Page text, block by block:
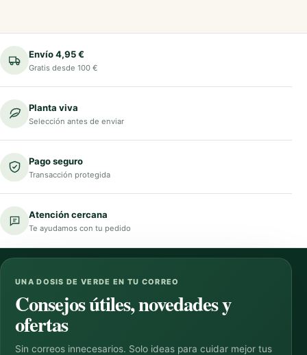
Envío 4,95 €
Gratis desde 100 €
Planta viva
Selección antes de enviar
Pago seguro
Transacción protegida
Atención cercana
Te ayudamos con tu pedido
UNA DOSIS DE VERDE EN TU CORREO
Consejos útiles, novedades y
ofertas
Sin correos innecesarios. Solo ideas para cuidar mejor tus